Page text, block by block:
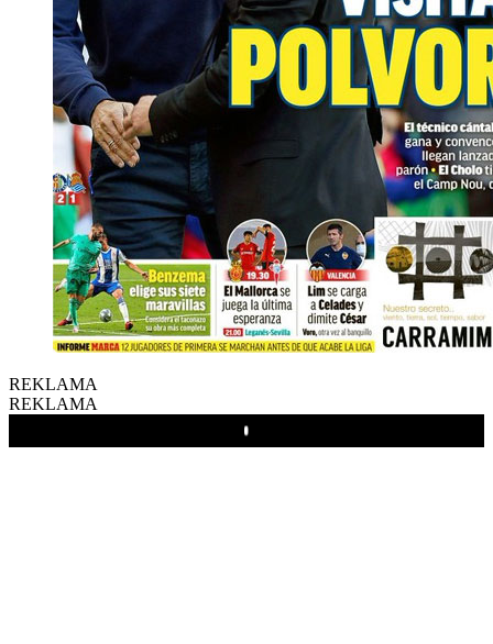
REKLAMA
REKLAMA
Play